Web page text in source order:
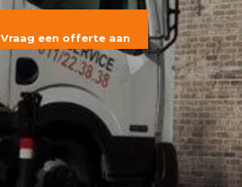
Vraag een offerte aan